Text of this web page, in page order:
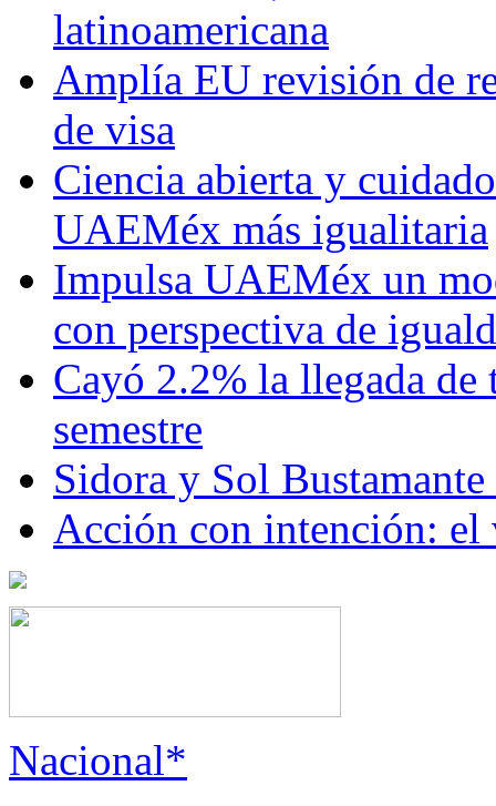
latinoamericana
Amplía EU revisión de
de visa
Ciencia abierta y
UAEMéx más igualitaria
Impulsa UAEMéx un
con perspectiva de
Cayó 2.2% la llegada de
semestre
Sidora y Sol
Acción con intención: el
Nacional*